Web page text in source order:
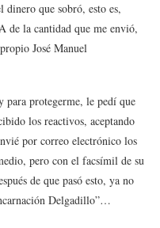
dinero que sobró, esto es,
de la cantidad que me envió,
José Manuel
para protegerme, le pedí que
los reactivos, aceptando
por correo electrónico los
pero con el facsímil de su
de que pasó esto, ya no
Delgadillo”…